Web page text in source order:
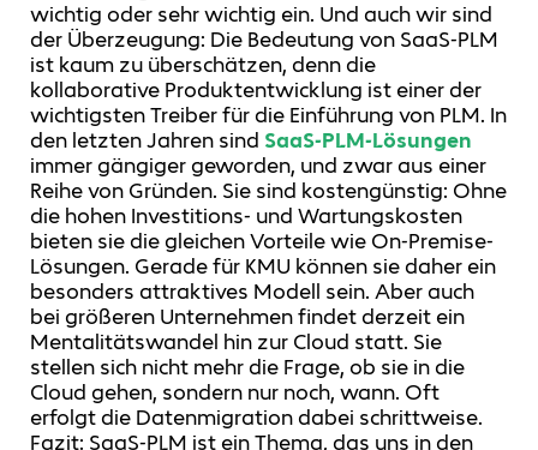
wichtig oder sehr wichtig ein. Und auch wir sind
der Überzeugung: Die Bedeutung von SaaS-PLM
ist kaum zu überschätzen, denn die
kollaborative Produktentwicklung ist einer der
wichtigsten Treiber für die Einführung von PLM. In
den letzten Jahren sind SaaS-PLM-Lösungen
immer gängiger geworden, und zwar aus einer
Reihe von Gründen. Sie sind kostengünstig: Ohne
die hohen Investitions- und Wartungskosten
bieten sie die gleichen Vorteile wie On-Premise-
Lösungen. Gerade für KMU können sie daher ein
besonders attraktives Modell sein. Aber auch
bei größeren Unternehmen findet derzeit ein
Mentalitätswandel hin zur Cloud statt. Sie
stellen sich nicht mehr die Frage, ob sie in die
Cloud gehen, sondern nur noch, wann. Oft
erfolgt die Datenmigration dabei schrittweise.
Fazit: SaaS-PLM ist ein Thema, das uns in den